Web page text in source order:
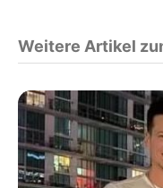
Weitere Artikel